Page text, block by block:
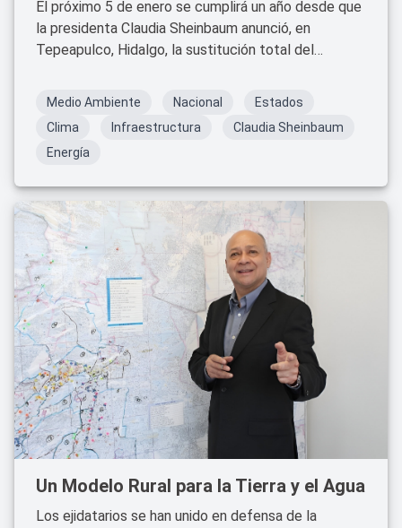
El próximo 5 de enero se cumplirá un año desde que
la presidenta Claudia Sheinbaum anunció, en
Tepeapulco, Hidalgo, la sustitución total del
“Francisco Pérez Ríos”, ubicada a casi 8 kilómetros
Medio Ambiente Nacional
Estados
Clima
Infraestructura
Claudia Sheinbaum
Energía
Un Modelo Rural para la Tierra y el Agua
Los ejidatarios se han unido en defensa de la